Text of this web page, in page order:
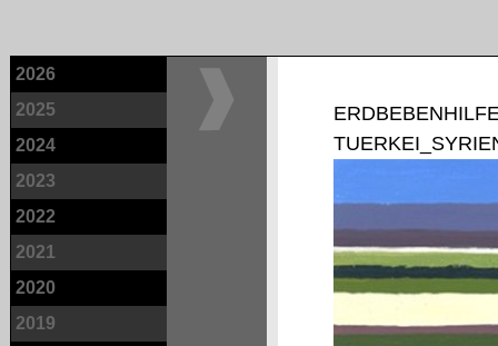
2026
2025
2024
2023
2022
2021
2020
2019